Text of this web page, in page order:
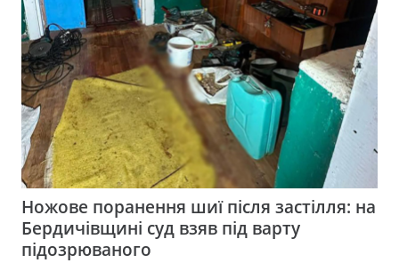
Ножове поранення шиї після застілля: на
Бердичівщині суд взяв під варту
підозрюваного